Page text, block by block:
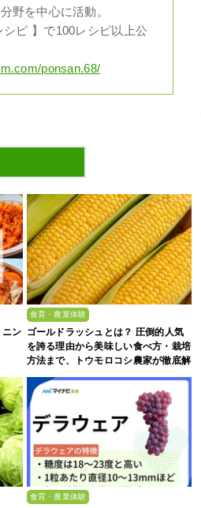
野を中心に活動。
ピ 】で100レシピ以上公
ponsan.68/
ニン
食育・農業体験
ゴールドラッシュとは？ 圧倒的人気
を誇る理由から美味しい食べ方・栽培
方法まで、トウモロコシ農家が徹底解
食育・農業体験